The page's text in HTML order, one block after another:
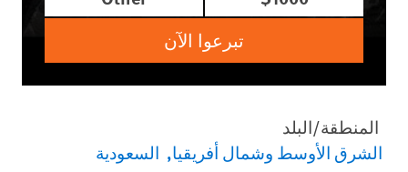
تبرعوا الآن
المنطقة/البلد
الشرق الأوسط وشمال أفريقيا السعودية